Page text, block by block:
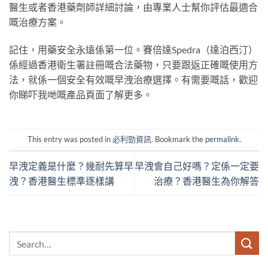
醫生或者香港藥劑師詳細討論，由專業人士幫你評估最適合
嘅治療方案。
記住，用藥安全永遠係第一位。賽倍達Spedra（達泊西汀）
係經過香港衛生署註冊嘅合法藥物，只要跟返正確嘅使用方
法，就係一個安全有效嘅早洩治療選擇。有需要嘅話，歡迎
你睇吓我哋嘅產品頁面了解更多。
This entry was posted in必利勁資訊. Bookmark the permalink.
早洩定義是什麼？幾耐先算早
洩？香港醫生標準逐樣講
早洩會自己好嗎？定係一定要
治療？香港醫生為你解答